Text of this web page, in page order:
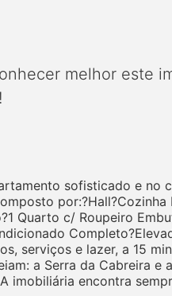
melhor este
sofisticado e no
por:?Hall?Cozinha
Quarto c/ Roupeiro
serviços e lazer, a 15
a Serra da Cabreira e
imobiliária encontra